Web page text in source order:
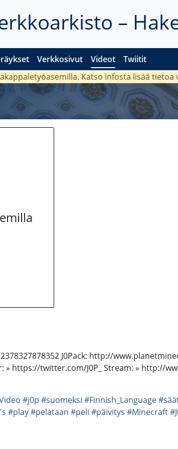
–
Verkkosivut Videot Twiitit
Katso infosta lisää tietoa
J0Pack: http://
https://twitter.com/J0P_ Stream: » http://
#j0p #suomeksi #Finnish_Language
#play#pelataan #peli #päivitys #Minecraft